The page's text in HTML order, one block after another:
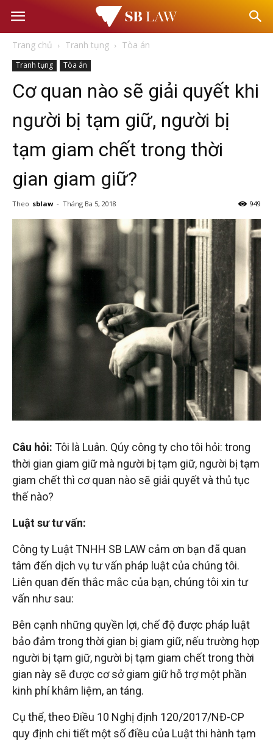
Văn
Luật
diện
hữu
tuệ
Trang chủ Tranh tụng Tòa án
Tranh tụng Tòa án
Cơ quan nào sẽ giải quyết khi
người bị tạm giữ, người bị
tạm giam chết trong thời
gian giam giữ?
Theo sblaw - Tháng Ba 5, 2018 949
Câu hỏi: Tôi là Luân. Qúy công ty cho tôi hỏi: trong
thời gian giam giữ mà người bị tạm giữ, người bị tạm
giam chết thì cơ quan nào sẽ giải quyết và thủ tục
thế nào?
Luật sư tư vấn:
Công ty Luật TNHH SB LAW cảm ơn bạn đã quan
tâm đến dịch vụ tư vấn pháp luật của chúng tôi.
Liên quan đến thắc mắc của bạn, chúng tôi xin tư
vấn như sau:
Bên cạnh những quyền lợi, chế độ được pháp luật
bảo đảm trong thời gian bị giam giữ, nếu trường hợp
người bị tạm giữ, người bị tạm giam chết trong thời
gian này sẽ được cơ sở giam giữ hỗ trợ một phần
kinh phí khâm liệm, an táng.
Cụ thể, theo Điều 10 Nghị định 120/2017/NĐ-CP
quy định chi tiết một số điều của Luật thi hành tạm